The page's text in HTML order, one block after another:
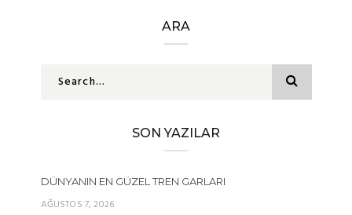
ARA
SON YAZILAR
DÜNYANIN EN GÜZEL TREN GARLARI
AĞUSTOS 7, 2026